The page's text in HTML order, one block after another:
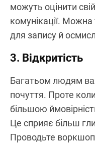
можуть оцінити
комунікації.
для запису й
3. Відкритість
Багатьом людям
почуття. Проте
більшою
Це сприяє більш
Проводьте